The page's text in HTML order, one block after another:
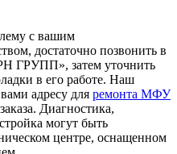
с вашим
достаточно позвонить в
ГРУПП», затем уточнить
в его работе. Наш
адресу для ремонта МФУ
Диагностика,
могут быть
центре, оснащенном